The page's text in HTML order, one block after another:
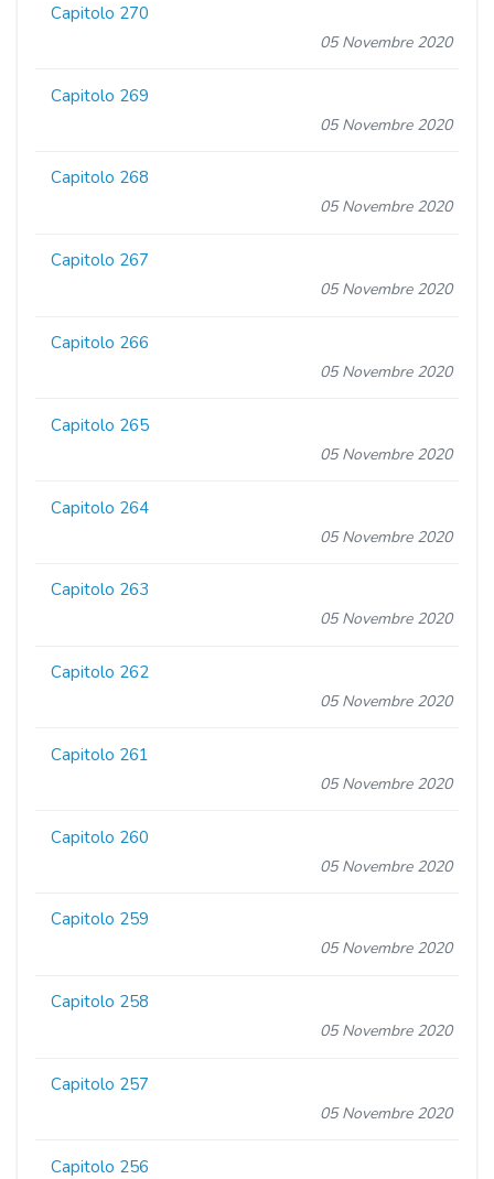
Capitolo 270
05 Novembre 2020
Capitolo 269
05 Novembre 2020
Capitolo 268
05 Novembre 2020
Capitolo 267
05 Novembre 2020
Capitolo 266
05 Novembre 2020
Capitolo 265
05 Novembre 2020
Capitolo 264
05 Novembre 2020
Capitolo 263
05 Novembre 2020
Capitolo 262
05 Novembre 2020
Capitolo 261
05 Novembre 2020
Capitolo 260
05 Novembre 2020
Capitolo 259
05 Novembre 2020
Capitolo 258
05 Novembre 2020
Capitolo 257
05 Novembre 2020
Capitolo 256